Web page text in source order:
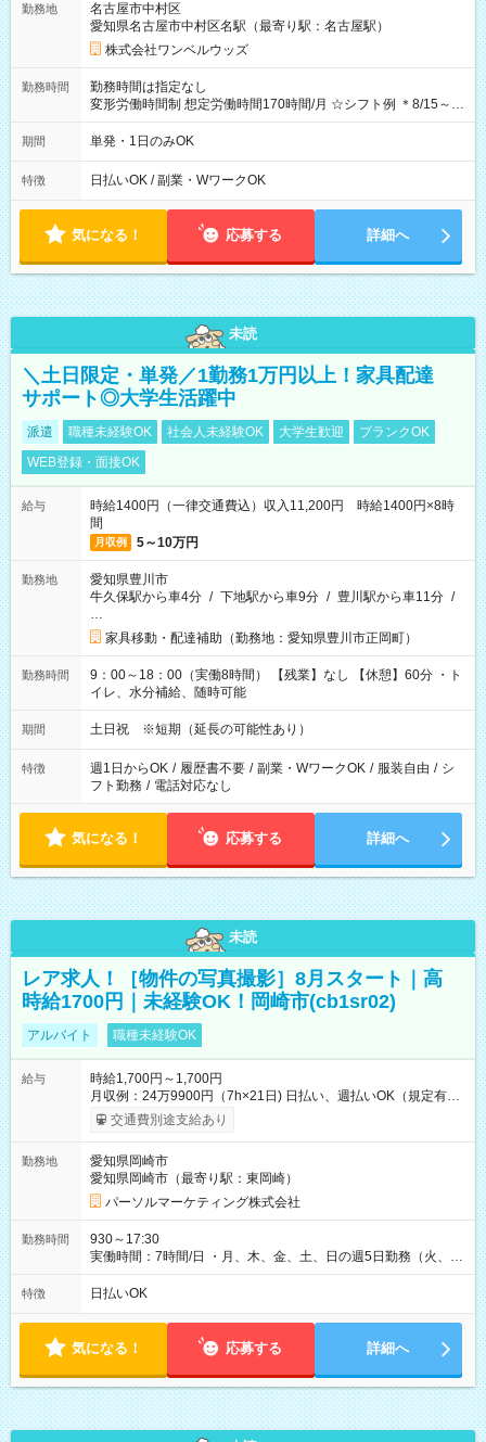
期間なし
勤務地
名古屋市中村区
愛知県名古屋市中村区名駅（最寄り駅：名古屋駅）
株式会社ワンベルウッズ
勤務時間
勤務時間は指定なし
変形労働時間制 想定労働時間170時間/月 ☆シフト例 ＊8/15～
10/26 全日共通 08：00～12：00 17：00～21：00 ＊8/31
～9/19のみ下記シフトもあります！ 12：00～16：00 ＊9/6～
00
期間 単発・1日のみOK
特徴 日払いOK / 副業・WワークOK
気になる！ 応募する 詳細へ
未読
＼土日限定・単発／1勤務1万円以上！家具配達
サポート◎大学生活躍中
派遣 職種未経験OK 社会人未経験OK 大学生歓迎
ブランクOK
WEB登録・面接OK
給与
時給1400円（一律交通費込）収入11,200円 時給1400円×8時
間
月収例 5～10万円
勤務地
愛知県豊川市
牛久保駅から車4分 / 下地駅から車9分 / 豊川駅から車11分 /
…
家具移動・配達補助（勤務地：愛知県豊川市正岡町）
勤務時間
9：00～18：00（実働8時間） 【残業】なし 【休憩】60分 ・ト
イレ、水分補給、随時可能
期間 土日祝 ※短期（延長の可能性あり）
特徴 週1日からOK / 履歴書不要 / 副業・WワークOK / 服装自由 / シ
フト勤務 / 電話対応なし
気になる！ 応募する 詳細へ
未読
レア求人！［物件の写真撮影］8月スタート｜高
時給1700円｜未経験OK！岡崎市(cb1sr02)
アルバイト 職種未経験OK
給与
時給1,700円～1,700円
月収例：24万9900円（7h×21日) 日払い、週払いOK（規定有
り） 【試用期間】試用期間なし
交通費別途支給あり
勤務地
愛知県岡崎市
愛知県岡崎市（最寄り駅：東岡崎）
パーソルマーケティング株式会社
勤務時間
930～17:30
実働時間：7時間/日 ・月、木、金、土、日の週5日勤務（火、水
は固定休です／夏季、年末年始等、長期休暇有り！） ・ワンシ
フト！ 残業ほぼナシ（0～5h/月）
特徴 日払いOK
気になる！ 応募する 詳細へ